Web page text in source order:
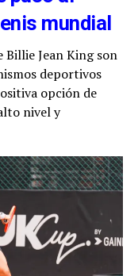
mundial
Billie Jean King son
deportivos
opción de
nivel y